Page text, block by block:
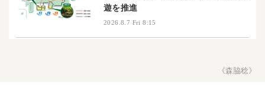
遊を推進
2026.8.7 Fri 8:15
《森脇稔》